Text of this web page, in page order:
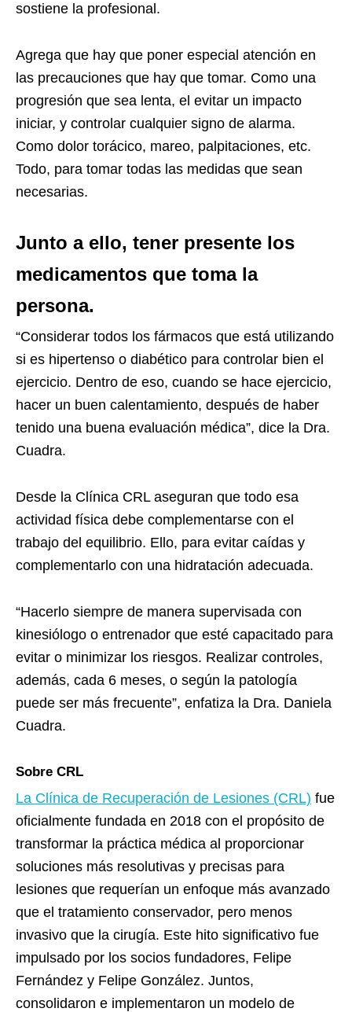
sostiene la profesional.
Agrega que hay que poner especial atención en
las precauciones que hay que tomar. Como una
progresión que sea lenta, el evitar un impacto
iniciar, y controlar cualquier signo de alarma.
Como dolor torácico, mareo, palpitaciones, etc.
Todo, para tomar todas las medidas que sean
necesarias.
Junto a ello, tener presente los
medicamentos que toma la
persona.
“Considerar todos los fármacos que está utilizando
si es hipertenso o diabético para controlar bien el
ejercicio. Dentro de eso, cuando se hace ejercicio,
hacer un buen calentamiento, después de haber
tenido una buena evaluación médica”, dice la Dra.
Cuadra.
Desde la Cl ínica CRL aseguran que todo esa
actividad física debe complementarse con el
trabajo del equilibrio. Ello, para evitar caídas y
complementarlo con una hidratación adecuada.
“Hacerlo siempre de manera supervisada con
kinesiólogo o entrenador que esté capacitado para
evitar o minimizar los riesgos. Realizar controles,
además, cada 6 meses, o según la patología
puede ser más frecuente”, enfatiza la Dra. Daniela
Cuadra.
Sobre CRL
La Cl ínica de Recuperación de Lesiones (CRL) fue
oficialmente fundada en 2018 con el propósito de
transformar la práctica médica al proporcionar
soluciones más resolutivas y precisas para
lesiones que requerían un enfoque más avanzado
que el tratamiento conservador, pero menos
invasivo que la cirugía. Este hito significativo fue
impulsado por los socios fundadores, Felipe
Fernández y Felipe González. Juntos,
consolidaron e implementaron un modelo de